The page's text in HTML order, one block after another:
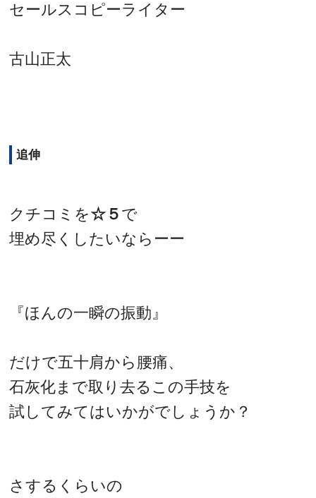
セールスコピーライター
古山正太
追伸
クチコミを☆５ で
埋め尽くしたいならーー
『ほんの一瞬の振動』
だけで五十肩から腰痛、
石灰化まで取り去るこの手技を
試してみてはいかがでしょうか？
さするくらいの